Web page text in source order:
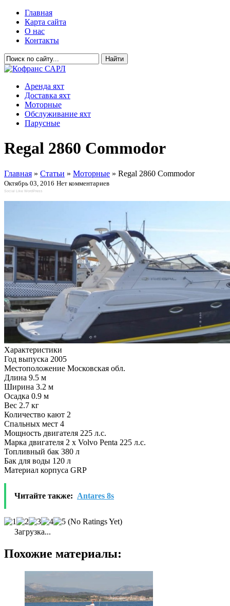
Главная
Карта сайта
О нас
Контакты
Аренда яхт
Доставка яхт
Моторные
Обслуживание яхт
Парусные
Regal 2860 Commodor
Главная » Статьи » Моторные » Regal 2860 Commodor
Октябрь 03, 2016 Нет комментариев
Social Like WordPress
Характеристики
Год выпуска 2005
Местоположение Московская обл.
Длина 9.5 м
Ширина 3.2 м
Осадка 0.9 м
Вес 2.7 кг
Количество кают 2
Спальных мест 4
Мощность двигателя 225 л.с.
Марка двигателя 2 x Volvo Penta 225 л.с.
Топливный бак 380 л
Бак для воды 120 л
Материал корпуса GRP
Читайте также: Antares 8s
(No Ratings Yet)
Загрузка...
Похожие материалы: